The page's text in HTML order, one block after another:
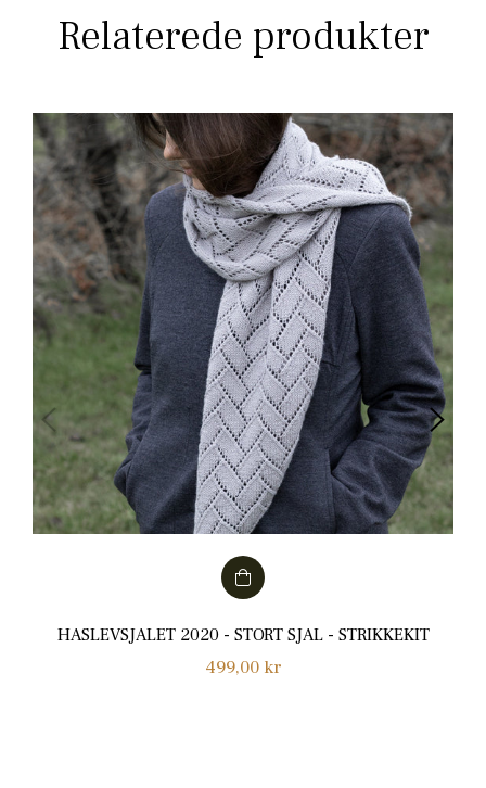
Relaterede produkter
HASLEVSJALET 2020 - STORT SJAL - STRIKKEKIT
Normalpris
499,00 kr